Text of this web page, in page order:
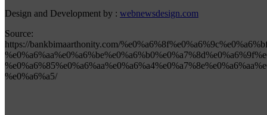
Design and Development by : webnewsdesign.com
Source:
https://bankbimaarthonity.com/
%e0%a6%a5/